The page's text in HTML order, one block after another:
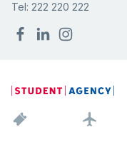
Tel: 222 220 222